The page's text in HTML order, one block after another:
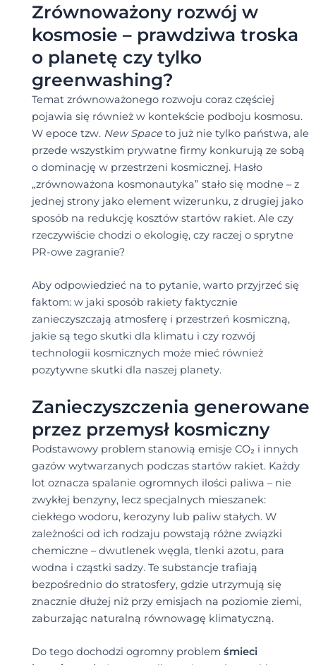
Zrównoważony rozwój w
kosmosie – prawdziwa troska
o planetę czy tylko
greenwashing?
Temat zrównoważonego rozwoju coraz częściej
pojawia się również w kontekście podboju kosmosu.
W epoce tzw. New Spaceto już nie tylko państwa, ale
przede wszystkim prywatne firmy konkurują ze sobą
o dominację w przestrzeni kosmicznej. Hasło
„zrównoważona kosmonautyka” stało się modne – z
jednej strony jako element wizerunku, z drugiej jako
sposób na redukcję kosztów startów rakiet. Ale czy
rzeczywiście chodzi o ekologię, czy raczej o sprytne
PR-owe zagranie?
Aby odpowiedzieć na to pytanie, warto przyjrzeć się
faktom: w jaki sposób rakiety faktycznie
zanieczyszczają atmosferę i przestrzeń kosmiczną,
jakie są tego skutki dla klimatu i czy rozwój
technologii kosmicznych może mieć również
pozytywne skutki dla naszej planety.
Zanieczyszczenia generowane
przez przemysł kosmiczny
Podstawowy problem stanowią emisje CO₂ i innych
gazów wytwarzanych podczas startów rakiet. Każdy
lot oznacza spalanie ogromnych ilości paliwa – nie
zwykłej benzyny, lecz specjalnych mieszanek:
ciekłego wodoru, kerozyny lub paliw stałych. W
zależności od ich rodzaju powstają różne związki
chemiczne – dwutlenek węgla, tlenki azotu, para
wodna i cząstki sadzy. Te substancje trafiają
bezpośrednio do stratosfery, gdzie utrzymują się
znacznie dłużej niż przy emisjach na poziomie ziemi,
zaburzając naturalną równowagę klimatyczną.
Do tego dochodzi ogromny problem śmieci